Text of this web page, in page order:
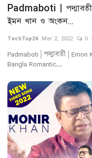
Padmaboti |
ইমন খান ও অংকন...
TechTop24 Mar 2, 2022 0
Padmaboti | পদ্মাবতী |
Bangla Romantic...